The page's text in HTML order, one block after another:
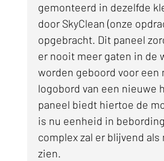
gemonteerd in dezelfde
door SkyClean (onze
opgebracht. Dit paneel
er nooit meer gaten in de
worden geboord voor een
logobord van een nieuwe
paneel biedt hiertoe de
is nu eenheid in
complex zal er blijvend
zien.